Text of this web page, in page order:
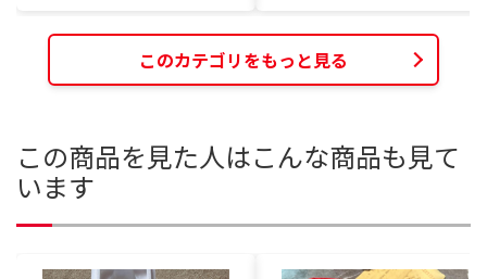
このカテゴリをもっと見る
この商品を見た人はこんな商品も見て
います